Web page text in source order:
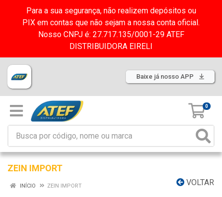
Para a sua segurança, não realizem depósitos ou
PIX em contas que não sejam a nossa conta oficial.
Nosso CNPJ é: 27.717.135/0001-29 ATEF
DISTRIBUIDORA EIRELI
Baixe já nosso APP
0
ZEIN IMPORT
VOLTAR
INÍCIO ZEIN IMPORT